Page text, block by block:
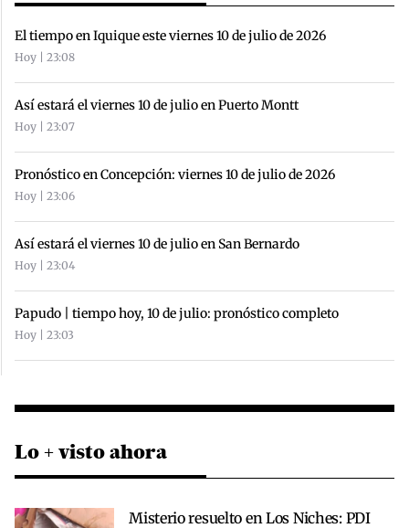
El tiempo en Iquique este viernes 10 de julio de 2026
Hoy | 23:08
Así estará el viernes 10 de julio en Puerto Montt
Hoy | 23:07
Pronóstico en Concepción: viernes 10 de julio de 2026
Hoy | 23:06
Así estará el viernes 10 de julio en San Bernardo
Hoy | 23:04
Papudo | tiempo hoy, 10 de julio: pronóstico completo
Hoy | 23:03
Lo + visto ahora
Misterio resuelto en Los Niches: PDI